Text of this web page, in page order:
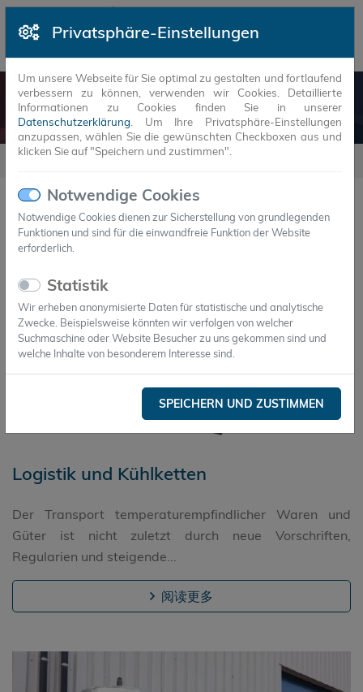
Privatsphäre-Einstellungen
Um unsere Webseite für Sie optimal zu gestalten und fortlaufend
verbessern zu können, verwenden wir Cookies. Detaillierte
Informationen zu Cookies finden Sie in unserer
Datenschutzerklärung . Um Ihre Privatsphäre-Einstellungen
anzupassen, wählen Sie die gewünschten Checkboxen aus und
klicken Sie auf "Speichern und zustimmen".
Notwendige Cookies
Notwendige Cookies dienen zur Sicherstellung von grundlegenden
Funktionen und sind für die einwandfreie Funktion der Website
erforderlich.
Statistik
Wir erheben anonymisierte Daten für statistische und analytische
Zwecke. Beispielsweise könnten wir verfolgen von welcher
Suchmaschine oder Website Besucher zu uns gekommen sind und
welche Inhalte von besonderem Interesse sind.
SPEICHERN UND ZUSTIMMEN
ANWENDUNGSGEBIETE
Anwendungen
Logistik und Kühlketten
Der Transport temperaturempfindlicher Waren und
Güter ist nicht zuletzt durch neue Vorschriften,
Regularien und steigende...
阅读更多